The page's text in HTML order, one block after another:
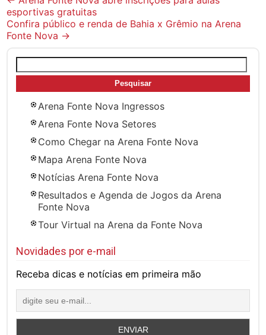
navigation
esportivas gratuitas
Confira público e renda de Bahia x Grêmio na Arena
Fonte Nova →
por:
Arena Fonte Nova Ingressos
Arena Fonte Nova Setores
Como Chegar na Arena Fonte Nova
Mapa Arena Fonte Nova
Notícias Arena Fonte Nova
Resultados e Agenda de Jogos da Arena
Fonte Nova
Tour Virtual na Arena da Fonte Nova
Novidades por e-mail
Receba dicas e notícias em primeira mão